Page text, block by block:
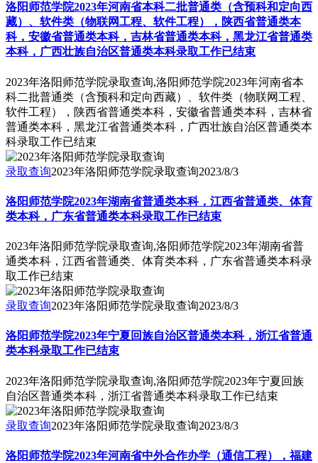
洛阳师范学院2023年河南省本科二批普通类（含预科和定向西
藏）、软件类（物联网工程、软件工程），陕西省普通类本
科，安徽省普通类本科，吉林省普通类本科，黑龙江省普通类
本科，广西壮族自治区普通类本科录取工作已结束
2023年洛阳师范学院录取查询,洛阳师范学院2023年河南省本
科二批普通类（含预科和定向西藏）、软件类（物联网工程、
软件工程），陕西省普通类本科，安徽省普通类本科，吉林省
普通类本科，黑龙江省普通类本科，广西壮族自治区普通类本
科录取工作已结束
录取查询2023年洛阳师范学院录取查询2023/8/3
洛阳师范学院2023年湖南省普通类本科，江西省普通类、体育
类本科，广东省普通类本科录取工作已结束
2023年洛阳师范学院录取查询,洛阳师范学院2023年湖南省普
通类本科，江西省普通类、体育类本科，广东省普通类本科录
取工作已结束
录取查询2023年洛阳师范学院录取查询2023/8/3
洛阳师范学院2023年宁夏回族自治区普通类本科，浙江省普通
类本科录取工作已结束
2023年洛阳师范学院录取查询,洛阳师范学院2023年宁夏回族
自治区普通类本科，浙江省普通类本科录取工作已结束
录取查询2023年洛阳师范学院录取查询2023/8/3
洛阳师范学院2023年河南省中外合作办学（通信工程），福建